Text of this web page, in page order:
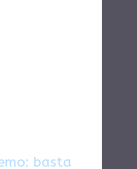
basta